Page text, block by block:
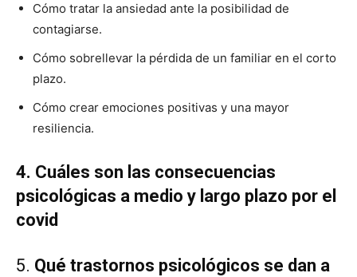
Cómo tratar la ansiedad ante la posibilidad de
contagiarse.
Cómo sobrellevar la pérdida de un familiar en el corto
plazo.
Cómo crear emociones positivas y una mayor
resiliencia.
4. Cuáles son las consecuencias
psicológicas a medio y largo plazo por el
covid
5. Qué trastornos psicológicos se dan a